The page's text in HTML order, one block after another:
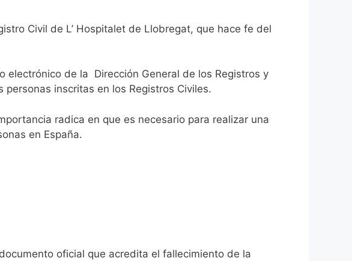
Civil de L’ Hospitalet de Llobregat, que hace fe del
electrónico de la Dirección General de los Registros y
inscritas en los Registros Civiles.
radica en que es necesario para realizar una
en España.
oficial que acredita el fallecimiento de la